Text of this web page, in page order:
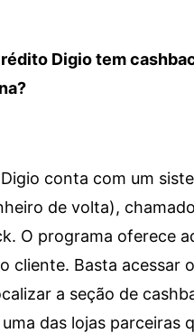
Digio tem
conta com um
de volta), chamado
O programa oferece
cliente. Basta acessar o
a seção de
das lojas parceiras